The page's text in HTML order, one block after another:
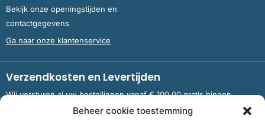
Beheer cookie toestemming
Bekijk onze openingstijden en
contactgegevens
Ga naar onze klantenservice
Verzendkosten en Levertijden
Wij versturen al uw bestellingen vanaf € 100,00 gratis binnen
Nederland en België.